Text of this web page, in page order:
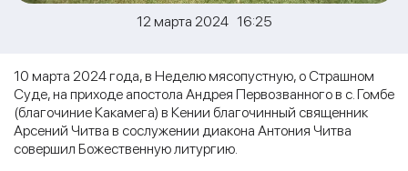
12 марта 2024 16:25
10 марта 2024 года, в Неделю мясопустную, о Страшном
Суде, на приходе апостола Андрея Первозванного в с. Гомбе
(благочиние Какамега) в Кении благочинный священник
Арсений Читва в сослужении диакона Антония Читва
совершил Божественную литургию.